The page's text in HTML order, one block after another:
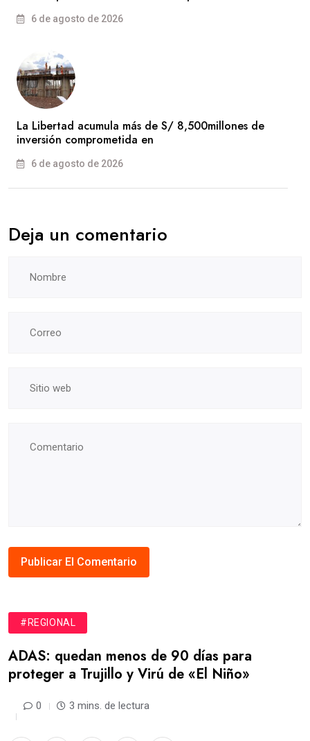
6 de agosto de 2026
La Libertad acumula más de S/ 8,500millones de
inversión comprometida en
6 de agosto de 2026
Deja un comentario
#REGIONAL
ADAS: quedan menos de 90 días para
proteger a Trujillo y Virú de «El Niño»
0 3 mins. de lectura